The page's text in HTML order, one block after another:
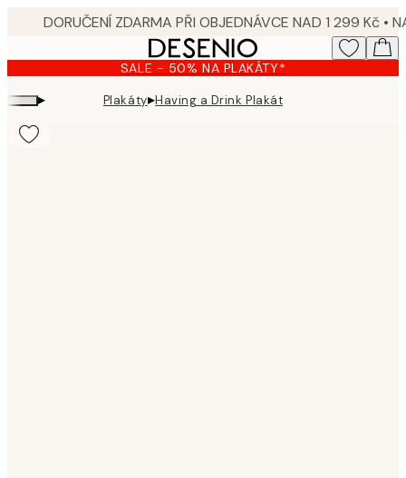
content.
SALE - 50% NA PLAKÁTY*
▸ Plakáty▸Having a Drink Plakát